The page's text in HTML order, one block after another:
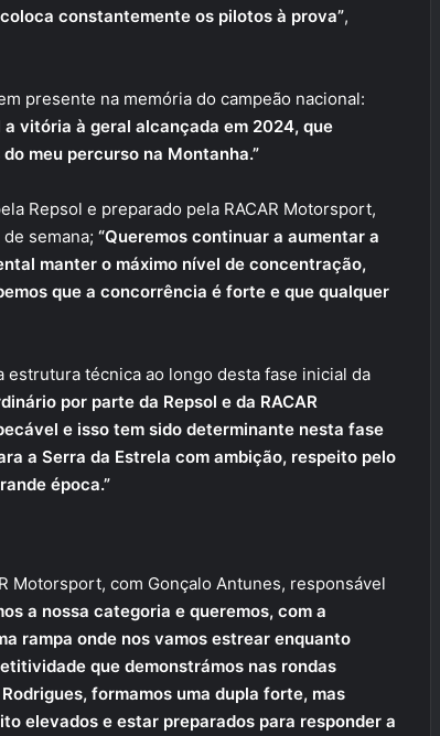
constantemente os pilotos à prova”,
presente na memória do campeão nacional:
vitória à geral alcançada em 2024, que
meu percurso na Montanha.”
Repsol e preparado pela RACAR Motorsport,
semana; “Queremos continuar a aumentar a
manter o máximo nível de concentração,
que a concorrência é forte e que qualquer
técnica ao longo desta fase inicial da
por parte da Repsol e da RACAR
e isso tem sido determinante nesta fase
a Serra da Estrela com ambição, respeito pelo
época.”
Motorsport, com Gonçalo Antunes, responsável
a nossa categoria e queremos, com a
rampa onde nos vamos estrear enquanto
que demonstrámos nas rondas
formamos uma dupla forte, mas
elevados e estar preparados para responder a